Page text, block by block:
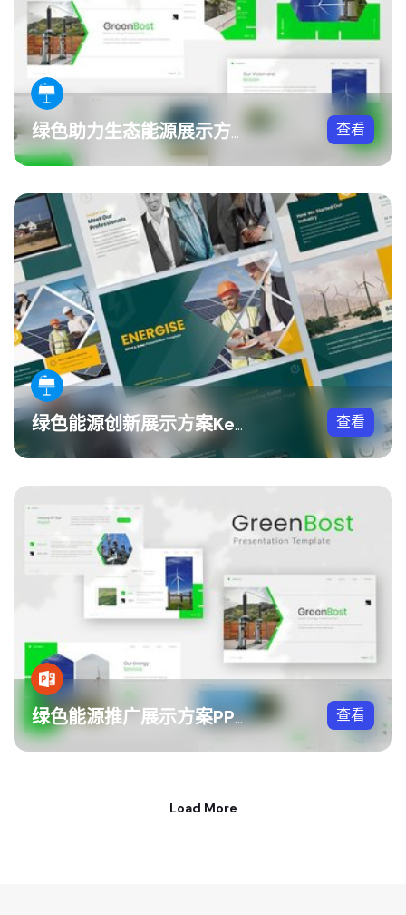
绿色助力生态能源展示方案Keynote模板 查看
绿色能源创新展示方案Keynote模板 查看
绿色能源推广展示方案PPT模板 查看
Load More